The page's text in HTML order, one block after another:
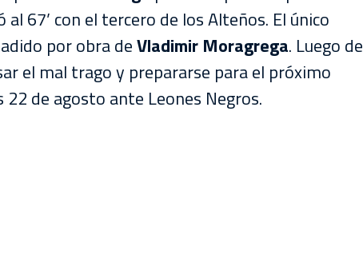
67’ con el tercero de los Alteños. El único
por obra deVladimir Moragrega. Luego de
el mal trago y prepararse para el próximo
de agosto ante Leones Negros.